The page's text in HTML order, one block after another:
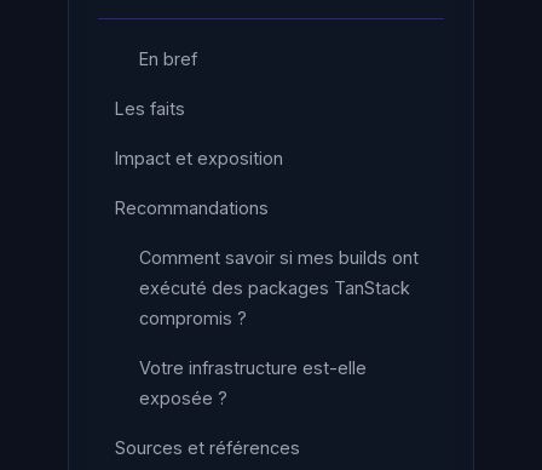
En bref
Les faits
Impact et exposition
Recommandations
Comment savoir si mes builds ont
exécuté des packages TanStack
compromis ?
Votre infrastructure est-elle
exposée ?
Sources et références